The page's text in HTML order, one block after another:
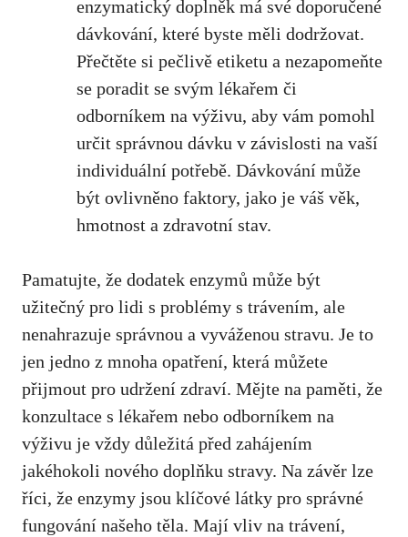
enzymatický doplněk má své doporučené
dávkování, které byste měli dodržovat.
Přečtěte si pečlivě etiketu a nezapomeňte
se poradit se svým lékařem či
odborníkem na výživu, aby vám pomohl
určit správnou dávku v závislosti na vaší
individuální potřebě. Dávkování může
být ovlivněno faktory, jako je váš věk,
hmotnost a zdravotní stav.
Pamatujte, že dodatek enzymů může být
užitečný pro lidi s problémy s trávením, ale
nenahrazuje správnou a vyváženou stravu. Je to
jen jedno z mnoha opatření, která můžete
přijmout pro udržení zdraví. Mějte na paměti, že
konzultace s lékařem nebo odborníkem na
výživu je vždy důležitá před zahájením
jakéhokoli nového doplňku stravy. Na závěr lze
říci, že enzymy jsou klíčové látky pro správné
fungování našeho těla. Mají vliv na trávení,